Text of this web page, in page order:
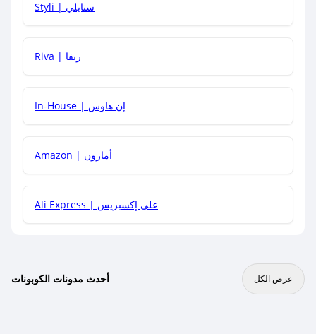
هل يمكنني جمع كود خصم مع العروض الأخرى؟
Styli | ستايلي
Riva | ريفا
In-House | إن هاوس
Amazon | أمازون
Ali Express | علي إكسبريس
أحدث مدونات الكوبونات عرض الكل